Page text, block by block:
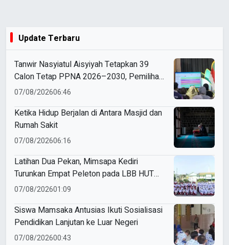
Update Terbaru
Tanwir Nasyiatul Aisyiyah Tetapkan 39
Calon Tetap PPNA 2026–2030, Pemilihan
Gunakan Sistem E-Voting
07/08/202606:46
Ketika Hidup Berjalan di Antara Masjid dan
Rumah Sakit
07/08/202606:16
Latihan Dua Pekan, Mimsapa Kediri
Turunkan Empat Peleton pada LBB HUT
Ke-81 RI Kecamatan Pare
07/08/202601:09
Siswa Mamsaka Antusias Ikuti Sosialisasi
Pendidikan Lanjutan ke Luar Negeri
07/08/202600:43